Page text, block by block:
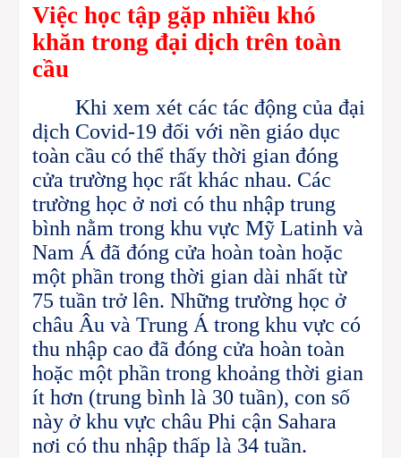
Việc học tập gặp nhiều khó
khăn trong đại dịch trên toàn
cầu
Khi xem xét các tác động của đại
dịch Covid-19 đối với nền giáo dục
toàn cầu có thể thấy thời gian đóng
cửa trường học rất khác nhau. Các
trường học ở nơi có thu nhập trung
bình nằm trong khu vực Mỹ Latinh và
Nam Á đã đóng cửa hoàn toàn hoặc
một phần trong thời gian dài nhất từ
75 tuần trở lên. Những trường học ở
châu Âu và Trung Á trong khu vực có
thu nhập cao đã đóng cửa hoàn toàn
hoặc một phần trong khoảng thời gian
ít hơn (trung bình là 30 tuần), con số
này ở khu vực châu Phi cận Sahara
nơi có thu nhập thấp là 34 tuần.